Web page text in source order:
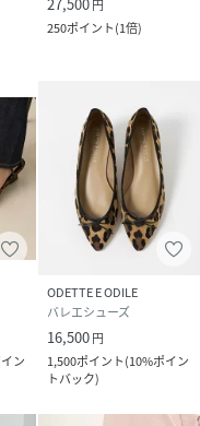
場合もあります。
販売中の場合がござ
27,500円
250ポイント(1倍)
ン
ODETTE E ODILE
バレエシューズ
16,500円
1,500ポイント(10%ポイン
トバック)